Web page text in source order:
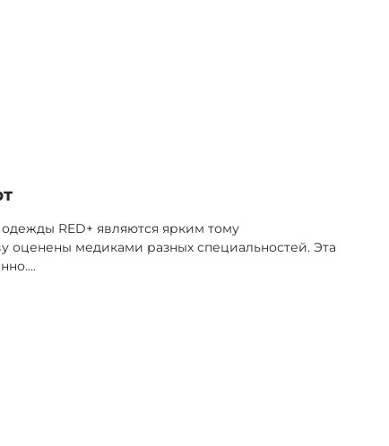
RED+ являются ярким тому
оценены медиками разных специальностей. Эта
...